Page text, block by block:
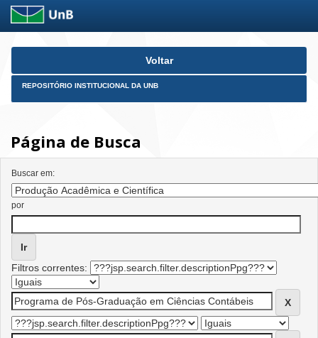
Skip
Voltar
REPOSITÓRIO INSTITUCIONAL DA UNB
Página de Busca
Buscar em:
por
Filtros correntes: